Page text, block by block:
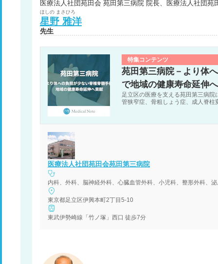
医療法人社団苑田会 苑田第三病院 院長、医療法人社団
ほしの まさひろ
星野 雅洋
先生
特集コンテンツ
苑田第三病院－より体
で地域の健康寿命延伸
足立区の医療を支える苑田第三病
管狭窄症、骨粗しょう症、成人脊
医療法人社団苑田会苑田第三病院
東京都足立区伊興本町2丁目5-10
東武伊勢崎線「竹ノ塚」西口 徒歩7分